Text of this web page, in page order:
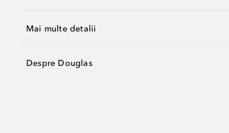
Mai multe detalii
Despre Douglas